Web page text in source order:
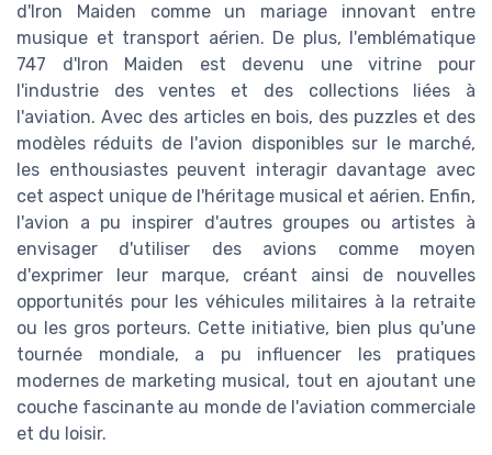
d'Iron Maiden comme un mariage innovant entre
musique et transport aérien. De plus, l'emblématique
747 d'Iron Maiden est devenu une vitrine pour
l'industrie des ventes et des collections liées à
l'aviation. Avec des articles en bois, des puzzles et des
modèles réduits de l'avion disponibles sur le marché,
les enthousiastes peuvent interagir davantage avec
cet aspect unique de l'héritage musical et aérien. Enfin,
l'avion a pu inspirer d'autres groupes ou artistes à
envisager d'utiliser des avions comme moyen
d'exprimer leur marque, créant ainsi de nouvelles
opportunités pour les véhicules militaires à la retraite
ou les gros porteurs. Cette initiative, bien plus qu'une
tournée mondiale, a pu influencer les pratiques
modernes de marketing musical, tout en ajoutant une
couche fascinante au monde de l'aviation commerciale
et du loisir.